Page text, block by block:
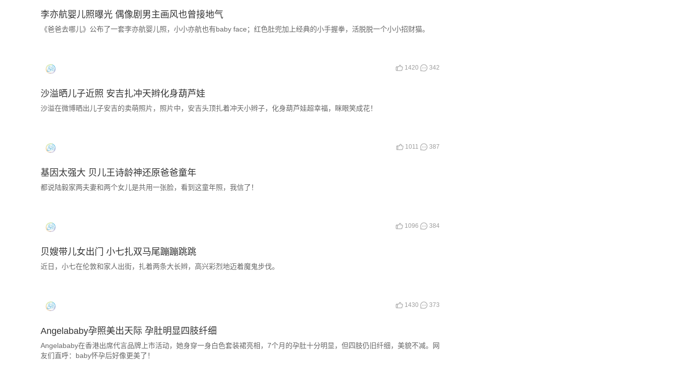
李亦航婴儿照曝光 偶像剧男主画风也曾接地气
《爸爸去哪儿》公布了一套李亦航婴儿照，小小亦航也有baby face；红色肚兜加上经典的小手握拳，活脱脱一个小小招财猫。
1420 342
沙溢晒儿子近照 安吉扎冲天辫化身葫芦娃
沙溢在微博晒出儿子安吉的卖萌照片，照片中，安吉头顶扎着冲天小辫子，化身葫芦娃超幸福，眯眼笑成花！
1011 387
基因太强大 贝儿王诗龄神还原爸爸童年
都说陆毅家两夫妻和两个女儿是共用一张脸，看到这童年照，我信了！
1096 384
贝嫂带儿女出门 小七扎双马尾蹦蹦跳跳
近日，小七在伦敦和家人出街，扎着两条大长辫，高兴彩烈地迈着魔鬼步伐。
1430 373
Angelababy孕照美出天际 孕肚明显四肢纤细
Angelababy在香港出席代言品牌上市活动，她身穿一身白色套装裙亮相，7个月的孕肚十分明显，但四肢仍旧纤细，美貌不减。网
友们直呼：baby怀孕后好像更美了！